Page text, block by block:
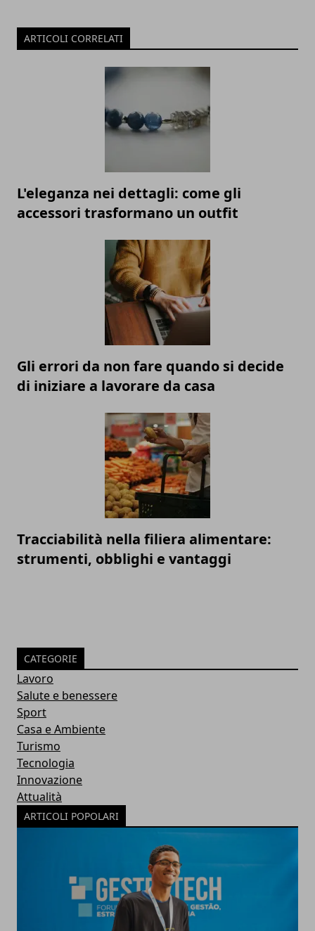
ARTICOLI CORRELATI
L'eleganza nei dettagli: come gli
accessori trasformano un outfit
Gli errori da non fare quando si decide
di iniziare a lavorare da casa
Tracciabilità nella filiera alimentare:
strumenti, obblighi e vantaggi
CATEGORIE
Lavoro
Salute e benessere
Sport
Casa e Ambiente
Turismo
Tecnologia
Innovazione
Attualità
ARTICOLI POPOLARI